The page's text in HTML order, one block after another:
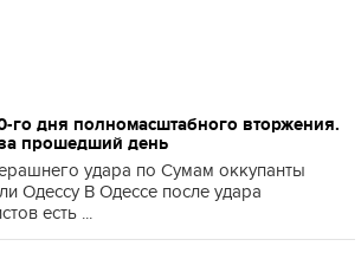
го дня полномасштабного вторжения.
прошедший день
удара по Сумам оккупанты
Одессу В Одессе после удара
есть ...